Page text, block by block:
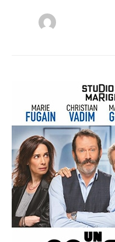
Conseil
d’Ami
»
au
Théâtre
Marigny
Studio
à
Paris